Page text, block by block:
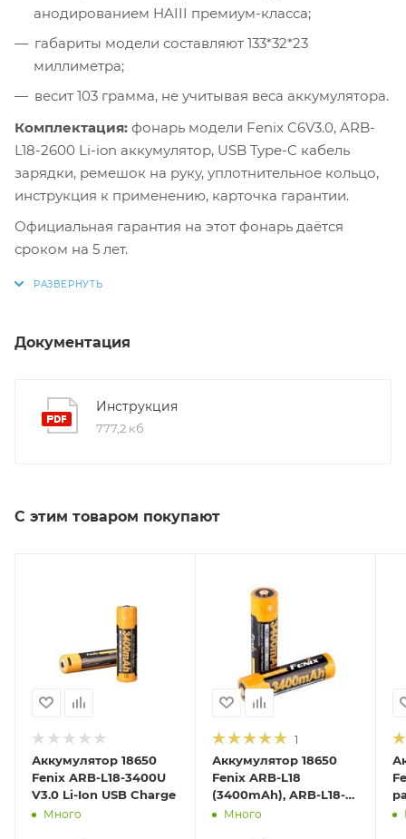
анодированием HAIII премиум-класса;
габариты модели составляют 133*32*23
миллиметра;
весит 103 грамма, не учитывая веса аккумулятора.
Комплектация: фонарь модели Fenix C6V3.0, ARB-
L18-2600 Li-ion аккумулятор, USB Type-C кабель
зарядки, ремешок на руку, уплотнительное кольцо,
инструкция к применению, карточка гарантии.
Официальная гарантия на этот фонарь даётся
сроком на 5 лет.
Документация
Инструкция
777,2 кб
С этим товаром покупают
Аккумулятор 18650
Fenix ARB-L18-3400U
V3.0 Li-Ion USB Charge
Много
1
Аккумулятор 18650
Fenix ARB-L18
(3400mAh), ARB-L18-
3400
Много